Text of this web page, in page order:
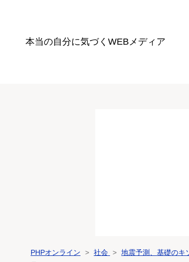
本当の自分に気づく WEBメディア
PHPオンライン 社会 地震予測、基礎のキ